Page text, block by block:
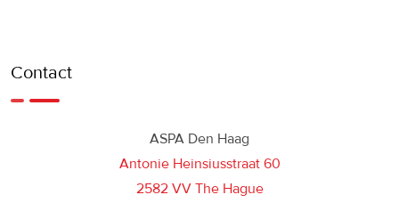
Contact
ASPA Den Haag
Antonie Heinsiusstraat 60
2582 VV The Hague